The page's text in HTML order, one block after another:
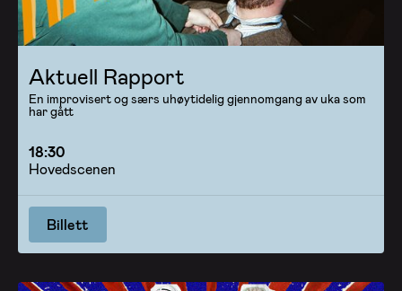
Aktuell Rapport
En improvisert og særs uhøytidelig gjennomgang av uka som
har gått
18:30
Hovedscenen
Billett